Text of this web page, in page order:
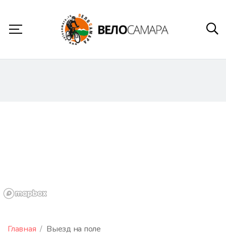
Главная Выезд на поле